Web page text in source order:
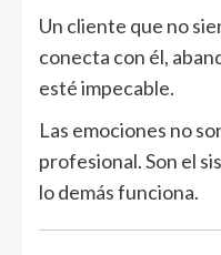
Un cliente que no
conecta con él,
esté impecable.
Las emociones no
profesional. Son el
lo demás funciona.